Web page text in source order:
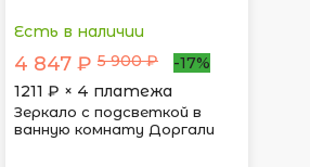
Есть в наличии
4 847 ₽ 5 900 ₽
-17%
1211 ₽ × 4 платежа
Зеркало с подсветкой в
ванную комнату Доргали